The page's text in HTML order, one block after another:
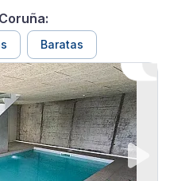
Baratas